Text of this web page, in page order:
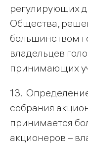
регулирующих
Общества,
большинством
владельцев
принимающих
13.
собрания
принимается
акционеров –